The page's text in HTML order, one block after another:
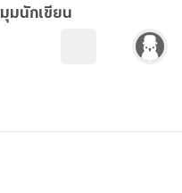
มุมนักเขียน